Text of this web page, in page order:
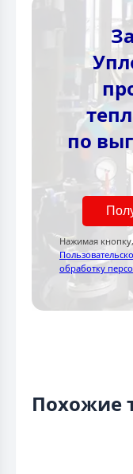
по
Нажимая
обработку
Похожие